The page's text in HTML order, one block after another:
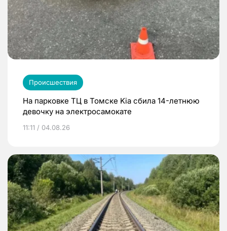
Происшествия
На парковке ТЦ в Томске Kia сбила 14-летнюю
девочку на электросамокате
11:11 / 04.08.26